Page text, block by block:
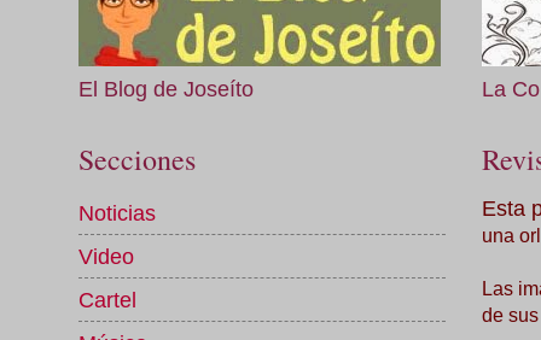
El Blog de Joseíto
Secciones
Noticias
Video
Cartel
La
Esta
una
Las
de